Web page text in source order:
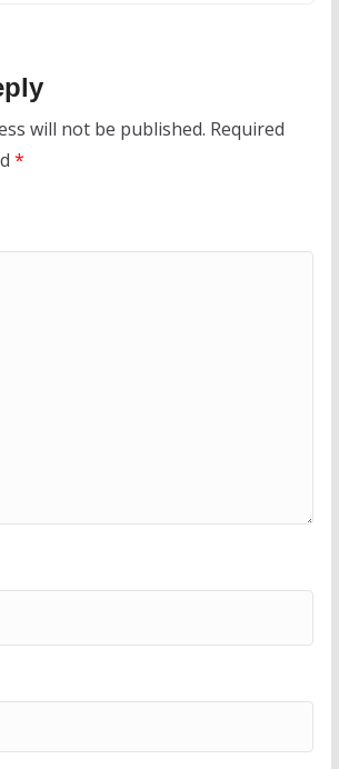
will not be published. Required
*